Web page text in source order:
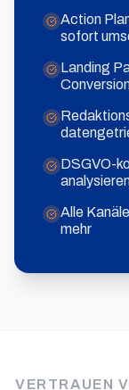
Action
sofort
Landing
DSGVO-
Alle
mehr
VERTRAUEN